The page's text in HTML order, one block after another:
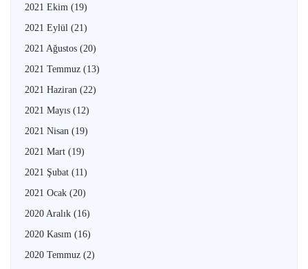
2021 Ekim (19)
2021 Eylül (21)
2021 Ağustos (20)
2021 Temmuz (13)
2021 Haziran (22)
2021 Mayıs (12)
2021 Nisan (19)
2021 Mart (19)
2021 Şubat (11)
2021 Ocak (20)
2020 Aralık (16)
2020 Kasım (16)
2020 Temmuz (2)